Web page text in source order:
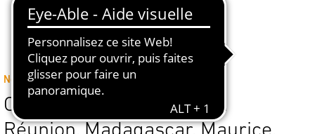
Notre partenaire commercial en
Océan Indien: Mayotte, La
Réunion, Madagascar, Maurice,